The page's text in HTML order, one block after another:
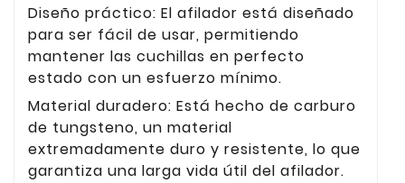
Diseño práctico: El afilador está diseñado
para ser fácil de usar, permitiendo
mantener las cuchillas en perfecto
estado con un esfuerzo mínimo.
Material duradero: Está hecho de carburo
de tungsteno, un material
extremadamente duro y resistente, lo que
garantiza una larga vida útil del afilador.